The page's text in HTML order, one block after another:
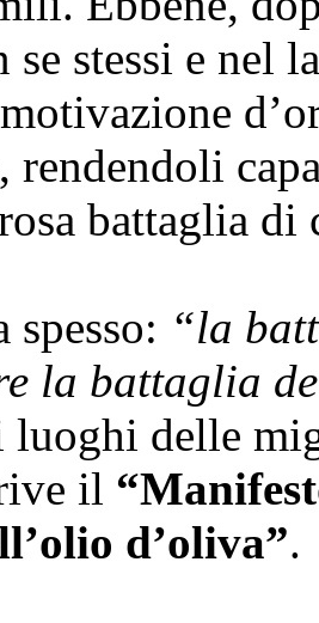
se stessi e nel
rendendoli
battaglia
“la
la battaglia
luoghi delle
il
d’oliva”.